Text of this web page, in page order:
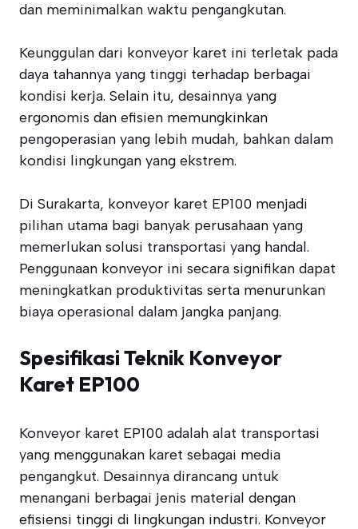
dan meminimalkan waktu pengangkutan.
Keunggulan dari konveyor karet ini terletak pada
daya tahannya yang tinggi terhadap berbagai
kondisi kerja. Selain itu, desainnya yang
ergonomis dan efisien memungkinkan
pengoperasian yang lebih mudah, bahkan dalam
kondisi lingkungan yang ekstrem.
Di Surakarta, konveyor karet EP100 menjadi
pilihan utama bagi banyak perusahaan yang
memerlukan solusi transportasi yang handal.
Penggunaan konveyor ini secara signifikan dapat
meningkatkan produktivitas serta menurunkan
biaya operasional dalam jangka panjang.
Spesifikasi Teknik Konveyor
Karet EP100
Konveyor karet EP100 adalah alat transportasi
yang menggunakan karet sebagai media
pengangkut. Desainnya dirancang untuk
menangani berbagai jenis material dengan
efisiensi tinggi di lingkungan industri. Konveyor